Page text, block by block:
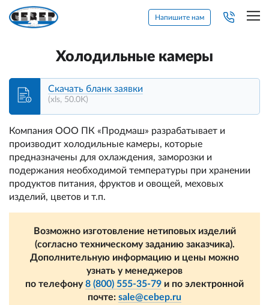
Напишите нам
Холодильные камеры
Скачать бланк заявки
(xls, 50.0K)
Компания ООО ПК «Продмаш» разрабатывает и
производит холодильные камеры, которые
предназначены для охлаждения, заморозки и
подержания необходимой температуры при хранении
продуктов питания, фруктов и овощей, меховых
изделий, цветов и т.п.
Возможно изготовление нетиповых изделий
(согласно техническому заданию заказчика).
Дополнительную информацию и цены можно
узнать у менеджеров
по телефону8 (800) 555-35-79 и по электронной
почте: sale@cebep.ru